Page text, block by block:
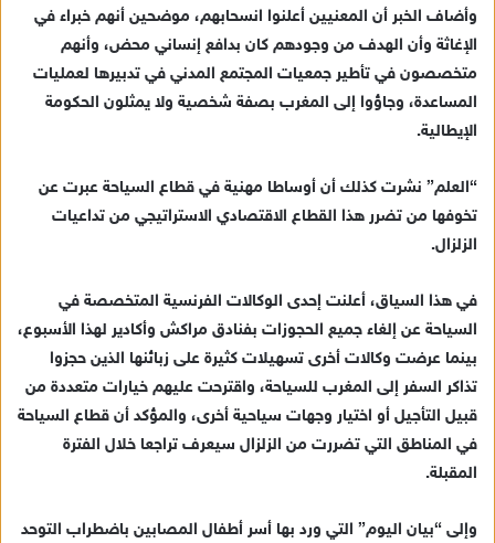
و
ن
وأضاف الخبر أن المعنيين أعلنوا انسحابهم، موضحين أنهم خبراء في
الإغاثة وأن الهدف من وجودهم كان بدافع إنساني محض، وأنهم
متخصصون في تأطير جمعيات المجتمع المدني في تدبيرها لعمليات
المساعدة، وجاؤوا إلى المغرب بصفة شخصية ولا يمثلون الحكومة
الإيطالية.
“العلم” نشرت كذلك أن أوساطا مهنية في قطاع السياحة عبرت عن
تخوفها من تضرر هذا القطاع الاقتصادي الاستراتيجي من تداعيات
الزلزال.
في هذا السياق، أعلنت إحدى الوكالات الفرنسية المتخصصة في
السياحة عن إلغاء جميع الحجوزات بفنادق مراكش وأكادير لهذا الأسبوع،
بينما عرضت وكالات أخرى تسهيلات كثيرة على زبائنها الذين حجزوا
تذاكر السفر إلى المغرب للسياحة، واقترحت عليهم خيارات متعددة من
قبيل التأجيل أو اختيار وجهات سياحية أخرى، والمؤكد أن قطاع السياحة
في المناطق التي تضررت من الزلزال سيعرف تراجعا خلال الفترة
المقبلة.
وإلى “بيان اليوم” التي ورد بها أسر أطفال المصابين باضطراب التوحد